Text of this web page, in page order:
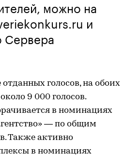
можно на
и
Сервера
голосов, на обоих
9 000 голосов.
в номинациях
— по общим
Также активно
в номинациях